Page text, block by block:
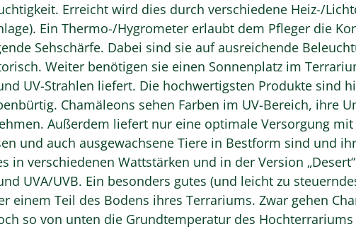
Erreicht wird dies durch verschiedene Heiz-/
Ein Thermo-/Hygrometer erlaubt dem Pfleger die
Sehschärfe. Dabei sind sie auf ausreichende
Weiter benötigen sie einen Sonnenplatz im
UV-Strahlen liefert. Die hochwertigsten Produkte sind
Chamäleons sehen Farben im UV-Bereich, ihre
Außerdem liefert nur eine optimale Versorgung
und auch ausgewachsene Tiere in Bestform sind und
in verschiedenen Wattstärken und in der Version
UVA/UVB. Ein besonders gutes (und leicht zu
einem Teil des Bodens ihres Terrariums. Zwar gehen
so von unten die Grundtemperatur des